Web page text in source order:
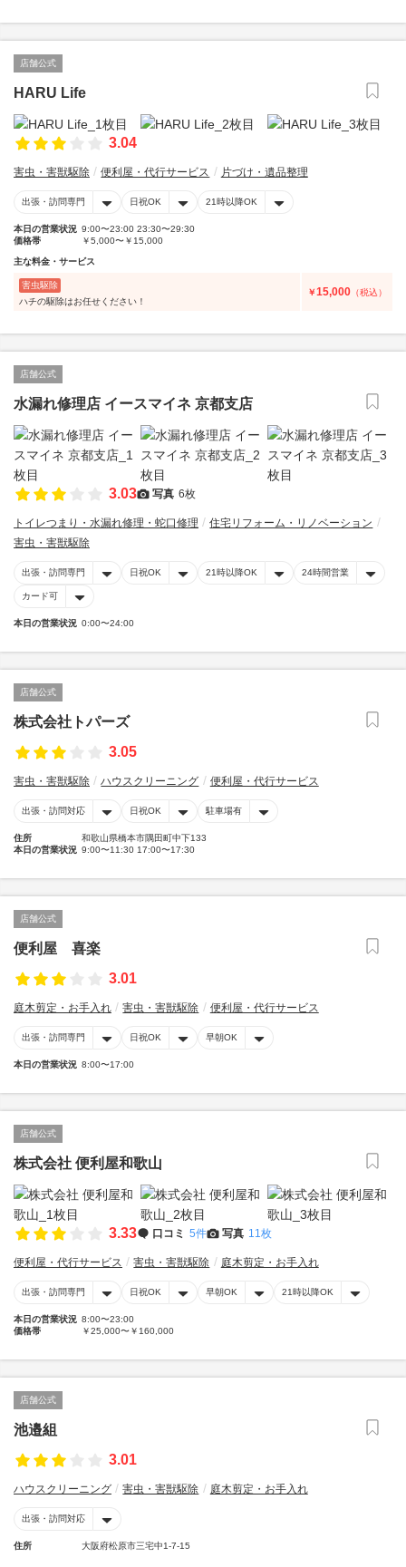
店舗公式
HARU Life
3.04
害虫・害獣駆除 便利屋・代行サービス 片づけ・遺品整理
出張・訪問専門 日祝OK 21時以降OK
本日の営業状況 9:00〜23:00 23:30〜29:30
価格帯
￥5,000〜￥15,000
主な料金・サービス
害虫駆除
ハチの駆除はお任せください！
￥15,000 （税込）
店舗公式
水漏れ修理店 イースマイネ 京都支店
3.03 写真 6枚
トイレつまり・水漏れ修理・蛇口修理
住宅リフォーム・リノベーション
害虫・害獣駆除
出張・訪問専門 日祝OK 21時以降OK 24時間営業
カード可
本日の営業状況 0:00〜24:00
店舗公式
株式会社トパーズ
3.05
害虫・害獣駆除 ハウスクリーニング 便利屋・代行サービス
出張・訪問対応 日祝OK 駐車場有
住所
和歌山県橋本市隅田町中下133
本日の営業状況 9:00〜11:30 17:00〜17:30
店舗公式
便利屋 喜楽
3.01
庭木剪定・お手入れ 害虫・害獣駆除 便利屋・代行サービス
出張・訪問専門 日祝OK 早朝OK
本日の営業状況 8:00〜17:00
店舗公式
株式会社 便利屋和歌山
3.33 口コミ 5件 写真 11枚
便利屋・代行サービス 害虫・害獣駆除 庭木剪定・お手入れ
出張・訪問専門 日祝OK 早朝OK 21時以降OK
本日の営業状況 8:00〜23:00
価格帯
￥25,000〜￥160,000
店舗公式
池邉組
3.01
ハウスクリーニング 害虫・害獣駆除 庭木剪定・お手入れ
出張・訪問対応
住所 大阪府松原市三宅中1-7-15